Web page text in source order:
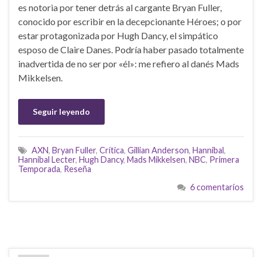
es notoria por tener detrás al cargante Bryan Fuller,
conocido por escribir en la decepcionante Héroes; o por
estar protagonizada por Hugh Dancy, el simpático
esposo de Claire Danes. Podría haber pasado totalmente
inadvertida de no ser por «él»: me refiero al danés Mads
Mikkelsen.
Seguir leyendo
AXN, Bryan Fuller, Crítica, Gillian Anderson, Hannibal,
Hannibal Lecter, Hugh Dancy, Mads Mikkelsen, NBC, Primera
Temporada, Reseña
6 comentarios